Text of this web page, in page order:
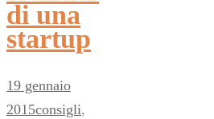
di una
startup
19 gennaio
2015consigli,